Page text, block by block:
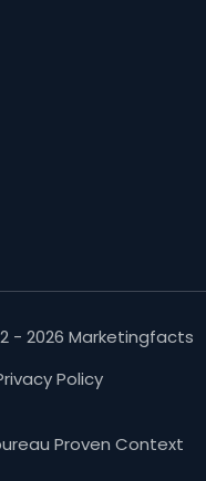
- 2026 Marketingfacts
Policy
Proven Context